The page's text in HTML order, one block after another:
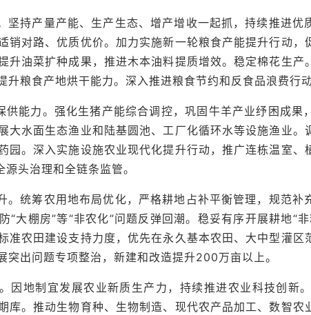
坚持产量产能、生产生态、增产增收一起抓，持续推进
销对路、优质优价。加力实施新一轮粮食产能提升行动
升油菜扩种成果，推进木本油料提质增效。稳定棉花生产
粮食产地烘干能力。深入推进粮食节约和反食品浪费行动
供能力。强化生猪产能综合调控，巩固牛羊产业纾困成
大水面生态渔业和陆基圆池、工厂化循环水等设施渔业
园。深入实施设施农业现代化提升行动，推广连栋温室
头治理和全链条监管。
。统筹农用地布局优化，严格耕地占补平衡管理，规范
“大棚房”等“非农化”问题反弹回潮。稳妥有序开展耕地“
准农田建设支持力度，优先在永久基本农田、大中型灌
突出问题专项整治，新建和改造提升200万亩以上。
因地制宜发展农业新质生产力，持续推进农业科技创新
库。推动生物育种、生物制造、现代农产品加工、数智